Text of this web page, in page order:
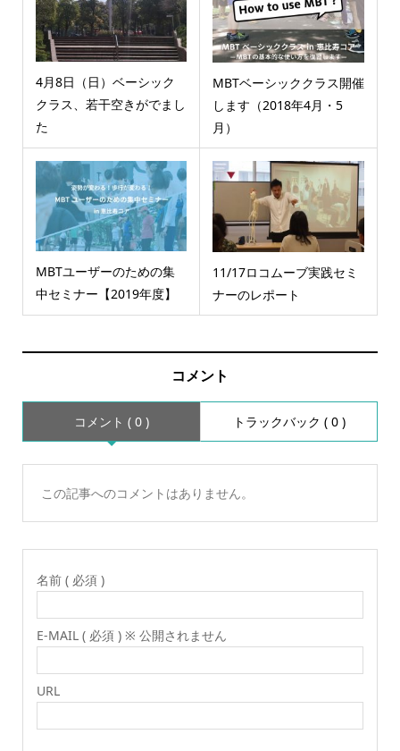
4月8日（日）ベーシック
クラス、若干空きがでまし
た
MBTベーシッククラス開催
します（2018年4月・5
月）
MBTユーザーのための集
中セミナー【2019年度】
11/17ロコムーブ実践セミ
ナーのレポート
コメント
コメント ( 0 ) トラックバック ( 0 )
この記事へのコメントはありません。
名前 ( 必須 )
E-MAIL ( 必須 ) ※ 公開されません
URL